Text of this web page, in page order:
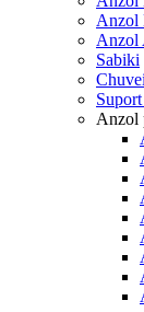
Anzol
Anzol
Sabiki
Anzol